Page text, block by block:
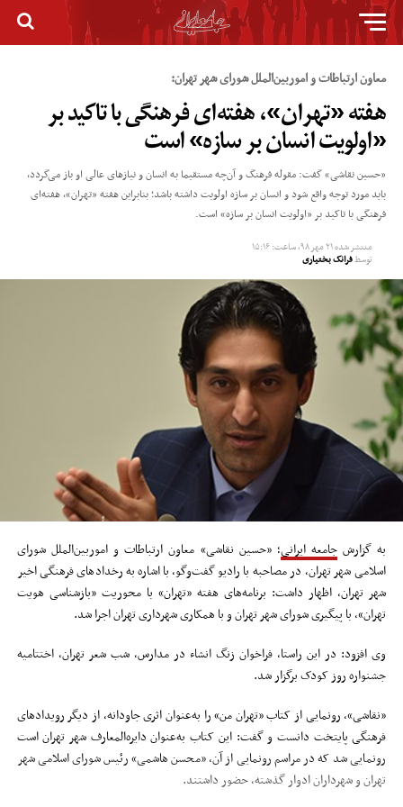
معاون ارتباطات و اموربین‌الملل شورای شهر تهران:
هفته «تهران»، هفته‌ای فرهنگی با تاکید بر
«اولویت انسان بر سازه» است
«حسین نقاشی» گفت: مقوله فرهنگ و آن‌چه مستقیما به انسان و نیازهای عالی او باز می‌گردد،
باید مورد توجه واقع شود و انسان بر سازه اولویت داشته باشد؛ بنابراین هفته «تهران»، هفته‌ای
فرهنگی با تاکید بر «اولویت انسان بر سازه» است.
منتشر شده۲۱ مهر ۹۸, ساعت: ۱۵:۱۶
توسطفرانک بختیاری
به گزارش جامعه ایرانی؛ «حسین نقاشی» معاون ارتباطات و اموربین‌الملل شورای
اسلامی شهر تهران، در مصاحبه با رادیو گفت‌وگو، با اشاره به رخدادهای فرهنگی اخیر
شهر تهران، اظهار داشت: برنامه‌های هفته «تهران» با محوریت «بازشناسی هویت
تهران»، با پیگیری شورای شهر تهران و با همکاری شهرداری تهران اجرا شد.
وی افزود: در این راستا، فراخوان زنگ انشاء در مدارس، شب شعر تهران، اختتامیه
جشنواره روز کودک برگزار شد.
«نقاشی»، رونمایی از کتاب «تهران من» را به‌عنوان اثری جاودانه، از دیگر رویدادهای
فرهنگی پایتخت دانست و گفت: این کتاب به‌عنوان دایره‌المعارف شهر تهران است
رونمایی شد که در مراسم رونمایی از آن، «محسن هاشمی» رئیس شورای اسلامی شهر
تهران و شهرداران ادوار گذشته، حضور داشتند.